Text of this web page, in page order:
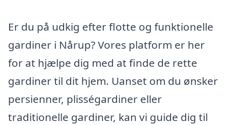
Er du på udkig efter flotte og funktionelle
gardiner i Nårup? Vores platform er her
for at hjælpe dig med at finde de rette
gardiner til dit hjem. Uanset om du ønsker
persienner, plisségardiner eller
traditionelle gardiner, kan vi guide dig til